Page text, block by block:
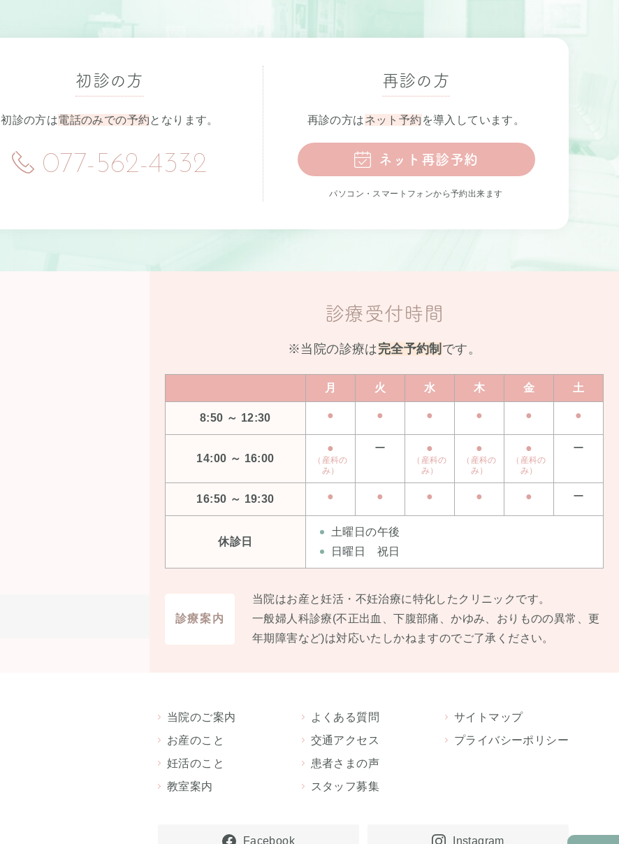
初診の方
初診の方は電話のみでの予約となります。
077-562-4332
再診の方
再診の方はネット予約 を導入しています。
ネット再診予約
パソコン・スマートフォンから予約出来ます
診療受付時間
※当院の診療は完全予約制 です。
月 火 水 木 金 土
8:50 ～ 12:30 ● ● ● ● ● ●
14:00 ～ 16:00
●
（産科の
み）
ー ●
（産科の
み）
●
（産科の
み）
●
（産科の
み）
ー
16:50 ～ 19:30 ● ● ● ● ● ー
休診日
土曜日の午後
日曜日 祝日
診療案内
当院はお産と妊活・不妊治療に特化したクリニックです。
⼀般婦⼈科診療(不正出⾎、下腹部痛、かゆみ、おりものの異常、更
年期障害など)は対応いたしかねますのでご了承ください。
当院のご案内
お産のこと
妊活のこと
教室案内
よくある質問
交通アクセス
患者さまの声
スタッフ募集
サイトマップ
プライバシーポリシー
Facebook Instagram